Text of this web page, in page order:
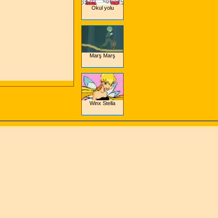
Okul yolu
Marş Marş
Winx Stella